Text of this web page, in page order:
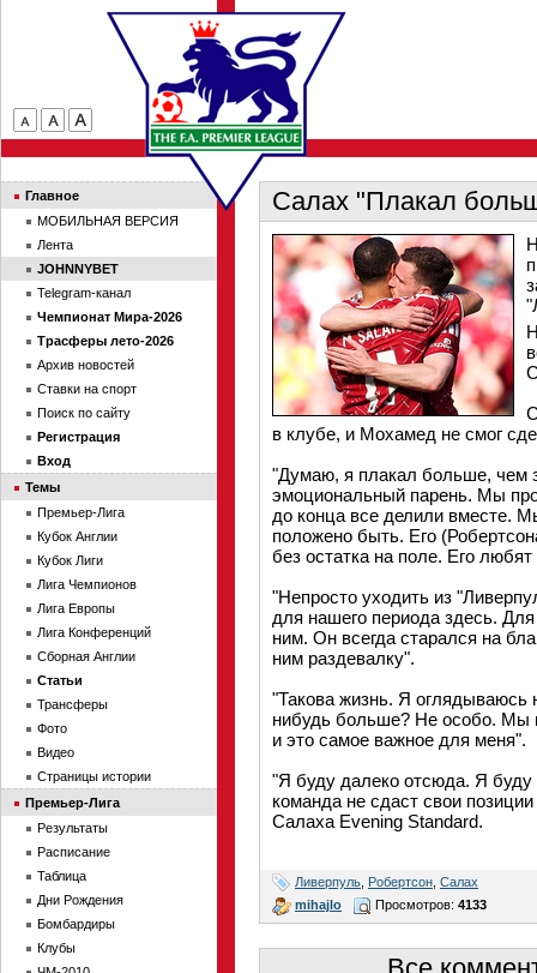
Салах "Плакал
в клубе, и Мохамед не смог
"Думаю, я плакал больше, чем
эмоциональный парень. Мы
до конца все делили вместе.
положено быть. Его
без остатка на поле. Его любят
"Непросто уходить из
для нашего периода здесь.
ним. Он всегда старался на
ним раздевалку".
"Такова жизнь. Я оглядываюсь
нибудь больше? Не особо. Мы
и это самое важное для меня".
"Я буду далеко отсюда. Я
команда не сдаст свои
Салаха Evening Standard.
Ливерпуль Робертсон Салах
mihajlo
Просмотров: 4133
Главное
МОБИЛЬНАЯ ВЕРСИЯ
Лента
JOHNNYBET
Telegram-канал
Чемпионат Мира-2026
Трасферы лето-2026
Архив новостей
Ставки на спорт
Поиск по сайту
Регистрация
Вход
Темы
Премьер-Лига
Кубок Англии
Кубок Лиги
Лига Чемпионов
Лига Европы
Лига Конференций
Сборная Англии
Статьи
Трансферы
Фото
Видео
Страницы истории
Премьер-Лига
Результаты
Расписание
Таблица
Дни Рождения
Бомбардиры
Клубы